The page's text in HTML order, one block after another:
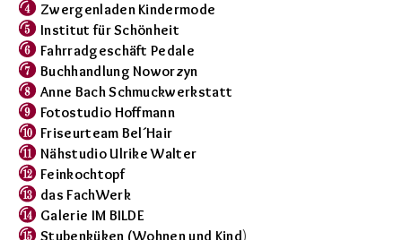
Zwergenladen Kindermode
Institut für Schönheit
Fahrradgeschäft Pedale
Buchhandlung Noworzyn
Anne Bach Schmuckwerkstatt
Fotostudio Hoffmann
Friseurteam Bel´Hair
Nähstudio Ulrike Walter
Feinkochtopf
das FachWerk
Galerie IM BILDE
Stubenküken (Wohnen und Kind)